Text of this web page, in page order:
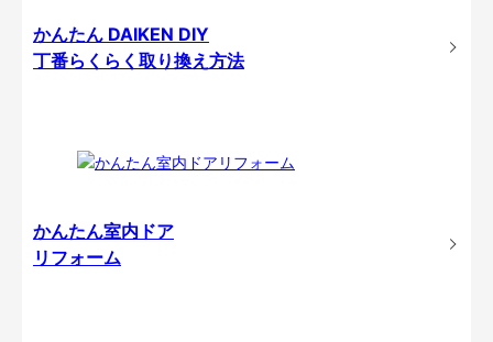
かんたん DAIKEN DIY
丁番らくらく取り換え方法
かんたん室内ドア
リフォーム